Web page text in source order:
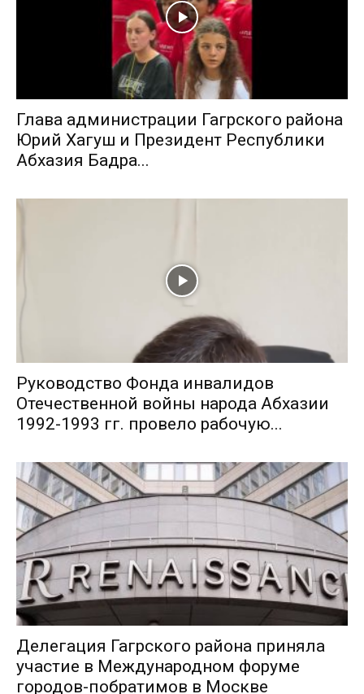
Глава администрации Гагрского района
Юрий Хагуш и Президент Республики
Абхазия Бадра...
Руководство Фонда инвалидов
Отечественной войны народа Абхазии
1992-1993 гг. провело рабочую...
Делегация Гагрского района приняла
участие в Международном форуме
городов-побратимов в Москве